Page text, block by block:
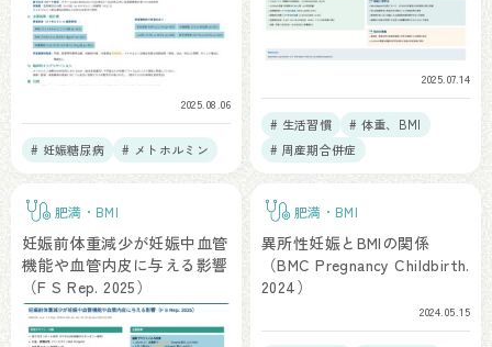
2025.08.06
# 妊娠糖尿病 # メトホルミン
2025.07.14
# 生活習慣
# 体重、BMI
# 周産期合併症
肥満・BMI
妊娠前体重減少が妊娠中血管
機能や血管内皮に与える影響
（F S Rep. 2025）
肥満・BMI
異所性妊娠とBMIの関係
（BMC Pregnancy Childbirth.
2024）
2024.05.15